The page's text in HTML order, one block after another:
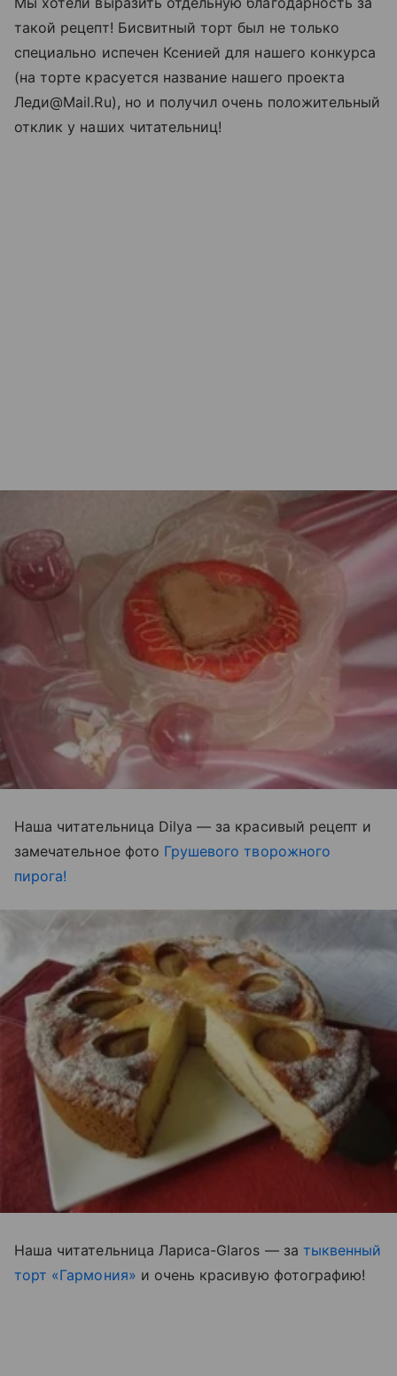
такой рецепт! Бисвитный торт был не только
специально испечен Ксенией для нашего конкурса
(на торте красуется название нашего проекта
Леди@Mail.Ru), но и получил очень положительный
отклик у наших читательниц!
Наша читательница Dilya — за красивый рецепт и
замечательное фото Грушевого творожного
пирога!
Наша читательница Лариса-Glaros — за тыквенный
торт «Гармония» и очень красивую фотографию!